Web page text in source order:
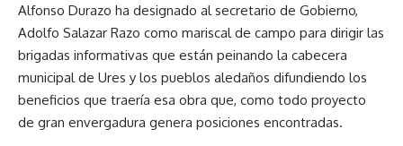
Alfonso Durazo ha designado al secretario de Gobierno,
Adolfo Salazar Razo como mariscal de campo para dirigir las
brigadas informativas que están peinando la cabecera
municipal de Ures y los pueblos aledaños difundiendo los
beneficios que traería esa obra que, como todo proyecto
de gran envergadura genera posiciones encontradas.